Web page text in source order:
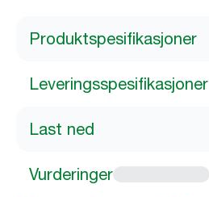
Produktspesifikasjoner
Leveringsspesifikasjoner
Last ned
Vurderinger